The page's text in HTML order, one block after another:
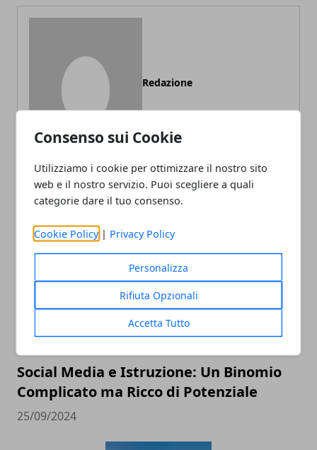
Consenso sui Cookie
Utilizziamo i cookie per ottimizzare il nostro sito
web e il nostro servizio. Puoi scegliere a quali
categorie dare il tuo consenso.
Cookie Policy | Privacy Policy
Personalizza
Rifiuta Opzionali
Accetta Tutto
Redazione
Social Media e Istruzione: Un Binomio
Complicato ma Ricco di Potenziale
25/09/2024